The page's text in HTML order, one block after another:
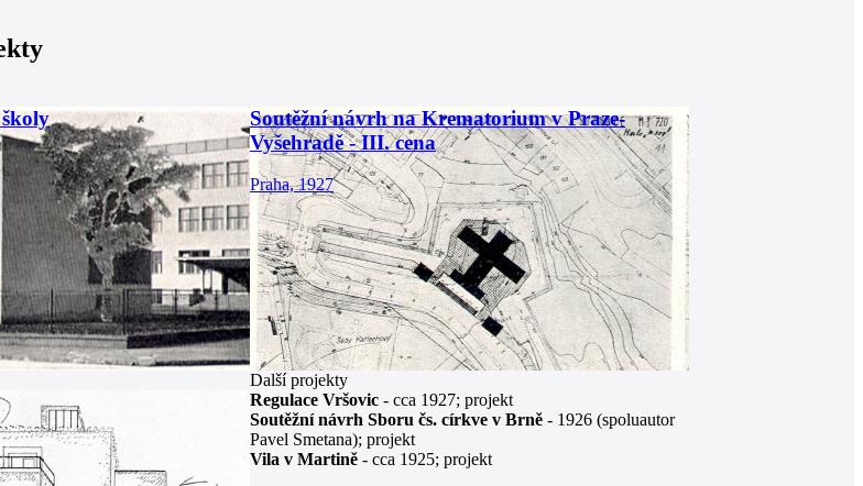
Soutěžní návrh na Krematorium v Praze-
Vyšehradě - III. cena
Praha, 1927
Další projekty
Regulace Vršovic - cca 1927; projekt
Soutěžní návrh Sboru čs. církve v Brně - 1926 (spoluautor
Pavel Smetana); projekt
Vila v Martině - cca 1925; projekt